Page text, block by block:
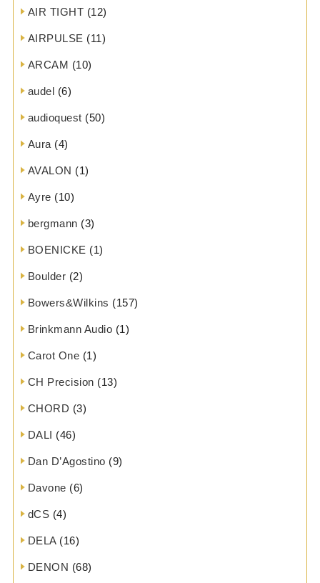
AIR TIGHT (12)
AIRPULSE (11)
ARCAM (10)
audel (6)
audioquest (50)
Aura (4)
AVALON (1)
Ayre (10)
bergmann (3)
BOENICKE (1)
Boulder (2)
Bowers&Wilkins (157)
Brinkmann Audio (1)
Carot One (1)
CH Precision (13)
CHORD (3)
DALI (46)
Dan D’Agostino (9)
Davone (6)
dCS (4)
DELA(16)
DENON (68)